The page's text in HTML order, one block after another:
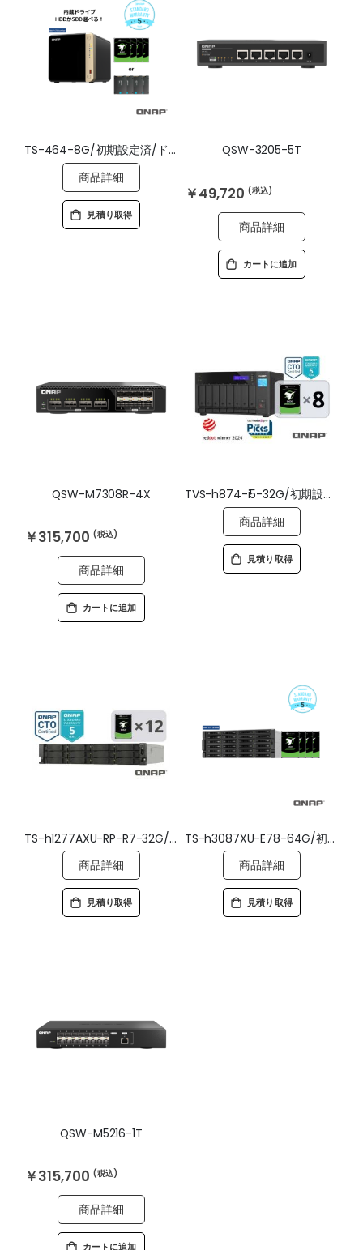
TS-464-8G/初期設定済/ドライブ搭載/5年標準保証
商品詳細
見積り取得
QSW-3205-5T
￥49,720
商品詳細
カートに追加
QSW-M7308R-4X
￥315,700
商品詳細
カートに追加
TVS-h874-i5-32G/初期設定済/ドライブ搭載/5年標準保証
商品詳細
見積り取得
TS-h1277AXU-RP-R7-32G/初期設定済/ドライブ搭載/5年標準保証
商品詳細
見積り取得
TS-h3087XU-E78-64G/初期設定済/ドライブ搭載/5年標準保証
商品詳細
見積り取得
QSW-M5216-1T
￥315,700
商品詳細
カートに追加